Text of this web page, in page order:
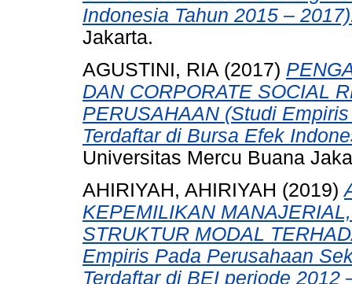
Indonesia Tahun 2015 –
Jakarta.
AGUSTINI, RIA (2017)
DAN CORPORATE SOCIAL
PERUSAHAAN (Studi
Terdaftar di Bursa Efek
Universitas Mercu Buana
AHIRIYAH, AHIRIYAH (2019)
KEPEMILIKAN
STRUKTUR MODAL
Empiris Pada Perusahaan
Terdaftar di BEI periode 2012